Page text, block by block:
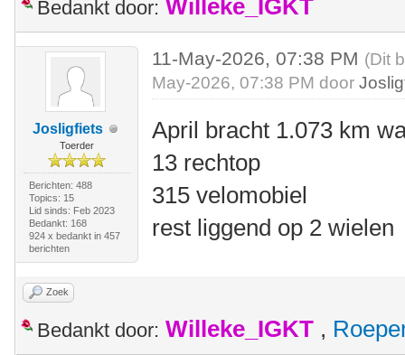
Bedankt door: Willeke_IGKT
Josligfiets
Toerder
Berichten: 488
Topics: 15
Lid sinds: Feb 2023
Bedankt: 168
924 x bedankt in 457
berichten
11-May-2026, 07:38 PM (Dit
May-2026, 07:38 PM door
April bracht 1.073 km
13 rechtop
315 velomobiel
rest liggend op 2 wielen
Zoek
Bedankt door: Willeke_IGKT ,